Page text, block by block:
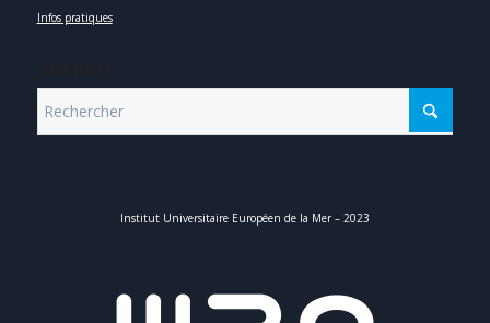
Infos pratiques
Institut Universitaire Européen de la Mer – 2023